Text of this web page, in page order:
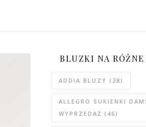
BLUZKI NA RÓŻNE
ADDIA BLUZY (28)
ALLEGRO SUKIENKI
WYPRZEDAŻ (46)